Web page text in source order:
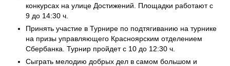
конкурсах на улице Достижений. Площадки работают с
9 до 14:30 ч.
Принять участие в Турнире по подтягиванию на турнике
на призы управляющего Красноярским отделением
Сбербанка. Турнир пройдет с 10 до 12:30 ч.
Сыграть мелодию добрых дел в самом большом и